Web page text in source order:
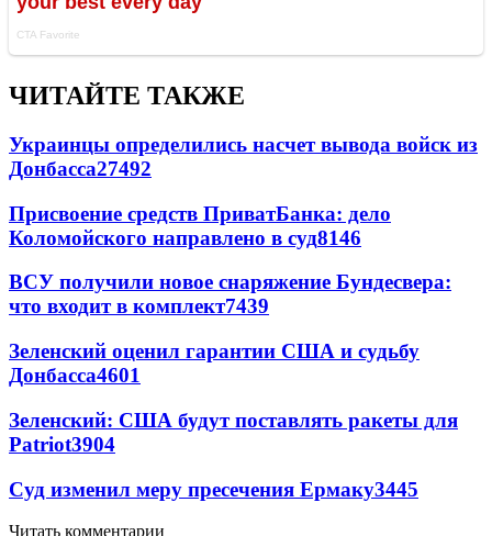
ЧИТАЙТЕ ТАКЖЕ
Украинцы определились насчет вывода войск из
Донбасса27492
Присвоение средств ПриватБанка: дело
Коломойского направлено в суд8146
ВСУ получили новое снаряжение Бундесвера:
что входит в комплект7439
Зеленский оценил гарантии США и судьбу
Донбасса4601
Зеленский: США будут поставлять ракеты для
Patriot3904
Суд изменил меру пресечения Ермаку3445
Читать комментарии